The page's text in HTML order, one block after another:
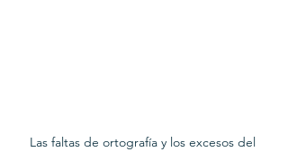
Las faltas de ortografía y los excesos del